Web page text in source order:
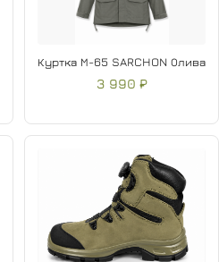
Куртка М-65 SARCHON Олива
3 990 ₽